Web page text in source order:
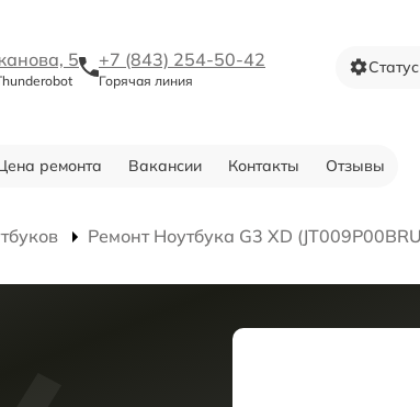
5 +7 (843) 254-50-42
Горячая линия
ремонта Вакансии Контакты Отзывы
Ремонт Ноутбука G3 XD